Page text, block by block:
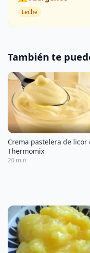
Leche
También te
Crema pastelera de licor
Thermomix
20 min